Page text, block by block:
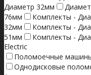
Диаметр 32мм
76мм
Комплекты -
32мм
Комплекты -
51мм
Комплекты -
Electric
Поломоечные
Однодисковые